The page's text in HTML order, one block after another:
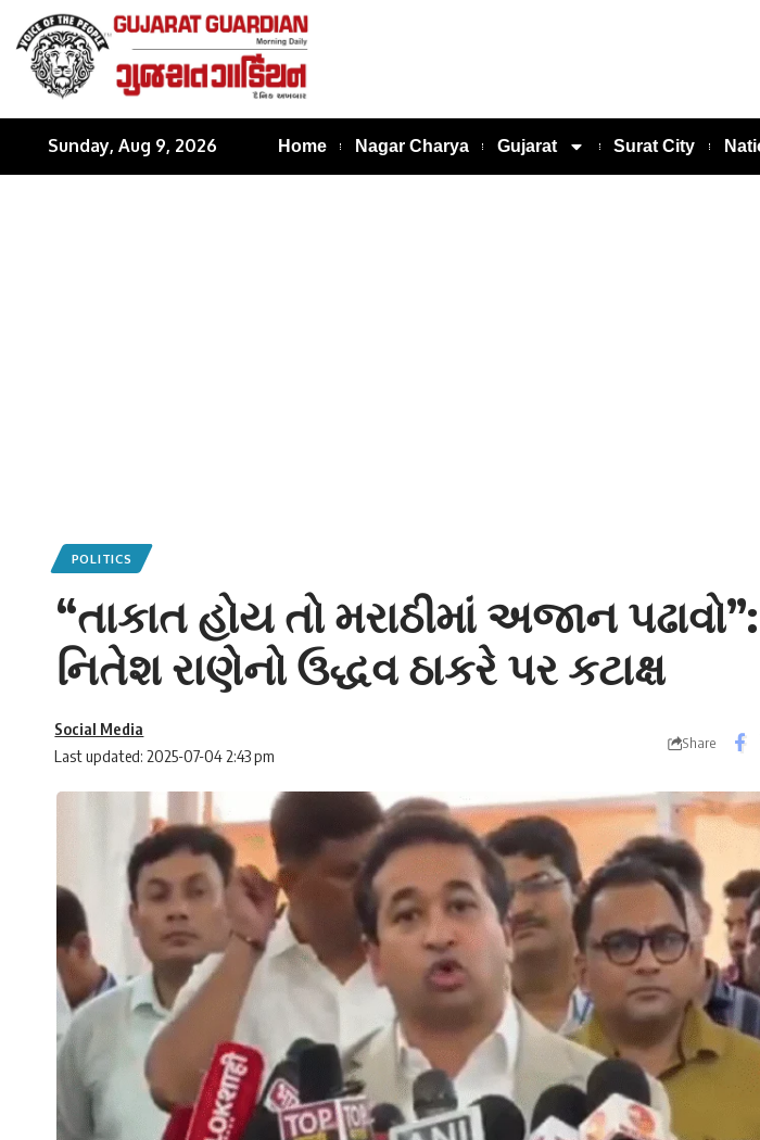
Sunday, Aug 9, 2026 Home Nagar Charya Gujarat Surat City
POLITICS
“તાકાત હોય તો મરાઠીમાં અજાન
નિતેશ રાણેનો ઉદ્ધવ ઠાકરે પર કટાક્ષ
Last updated: 2025-07-04 2:43 pm
Social Media
Share